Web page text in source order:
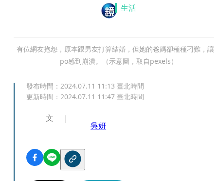
生活
有位網友抱怨，原本跟男友打算結婚，但她的爸媽卻種種刁難，讓
po感到崩潰。（示意圖，取自pexels）
發布時間： 2024.07.11 11:13 臺北時間
更新時間： 2024.07.11 11:47 臺北時間
文
吳妍